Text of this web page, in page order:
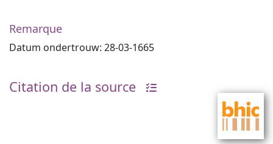
Remarque
Datum ondertrouw: 28-03-1665
Citation de la source